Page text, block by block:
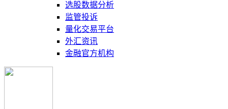
选股数据分析
监管投诉
量化交易平台
外汇资讯
金融官方机构